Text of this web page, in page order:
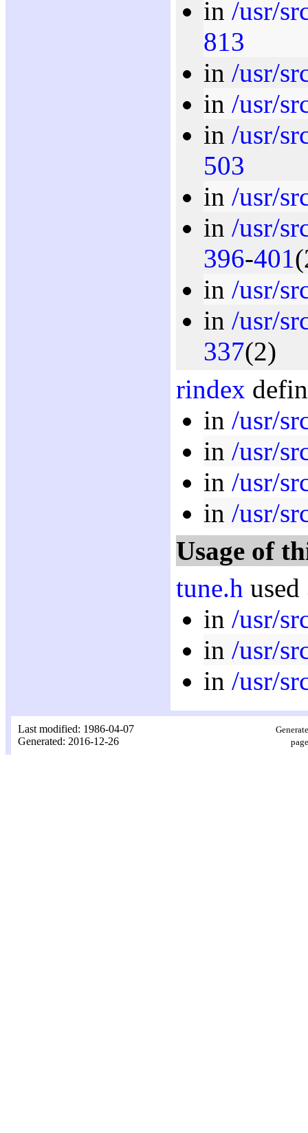
in /usr/
813
in /usr/
in /usr/
in /usr/
503
in /usr/
in /usr/
396-401
in /usr/
in /usr/
337(2)
rindex
in /usr/
in /usr/
in /usr/
in /usr/
Usage of
tune.h
in /usr/
in /usr/
in /usr/
Last modified: 1986-04-07
Generated: 2016-12-26